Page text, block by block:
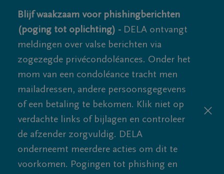
Blijf waakzaam voor phishingberichten
(poging tot oplichting) - DELA ontvangt
meldingen over valse berichten via
zogezegde privécondoléances. Onder het
mom van een condoléance tracht men
mailadressen, andere persoonsgegevens
of een betaling te bekomen. Klik niet op
verdachte links of bijlagen en controleer
de afzender zorgvuldig. DELA
onderneemt meerdere acties om dit te
voorkomen. Pogingen tot phishing en